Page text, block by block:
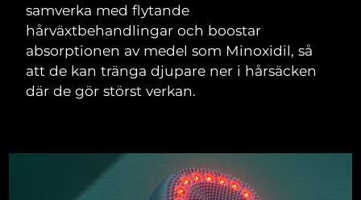
samverka med flytande
hårväxtbehandlingar och boostar
absorptionen av medel som Minoxidil, så
att de kan tränga djupare ner i hårsäcken
där de gör störst verkan.
LUNA™ 4 Plus
Massage, LED heating
BEAR™ 2 go
Microcurrent toning on-the-go
Återfuktning
UFO™ 3-paket
Deep facial hydration
Near-infrared and red light therapy
device
Munvård
issa™ 4
Hybrid silicone sonic toothbrush
Smart hybrid silicone sonic toothbrush
FAQ™ ANTI-AGING-BEHANDLING
LED-behandlingar
Bosnien och
Hercegovina
Förväntad leverans
Brunei Förväntad leverans8/17/26
Förväntad leverans